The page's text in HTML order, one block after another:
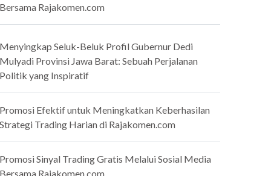
Rajakomen.com
Seluk-Beluk Profil Gubernur Dedi
Provinsi Jawa Barat: Sebuah Perjalanan
yang Inspiratif
Efektif untuk Meningkatkan Keberhasilan
Trading Harian di Rajakomen.com
Sinyal Trading Gratis Melalui Sosial Media
Rajakomen.com